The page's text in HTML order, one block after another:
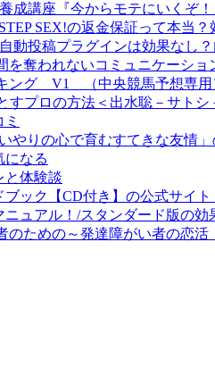
成講座『今からモテにいくぞ
SEX!の返金保証って本当？
動投稿プラグインは効果なし
奪われないコミュニケーシ
ング V1 （中央競馬予想専
プロの方法＜出水聡－サト
やりの心で育むすてきな友情
になる
と体験談
ブック【CD付き】の公式サイ
ニュアル！/スタンダード版の
のための～発達障がい者の恋